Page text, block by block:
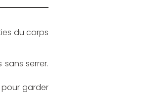
du corps
serrer.
garder